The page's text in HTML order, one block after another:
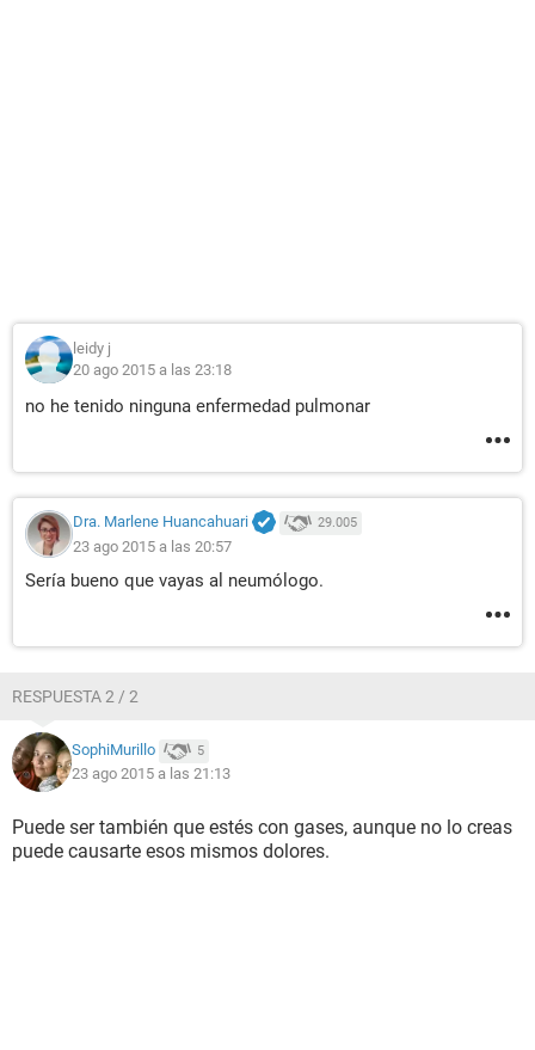
leidy j
20 ago 2015 a las 23:18
no he tenido ninguna enfermedad pulmonar
Dra. Marlene Huancahuari 29.005
23 ago 2015 a las 20:57
Sería bueno que vayas al neumólogo.
RESPUESTA 2 / 2
SophiMurillo 5
23 ago 2015 a las 21:13
Puede ser también que estés con gases, aunque no lo creas
puede causarte esos mismos dolores.